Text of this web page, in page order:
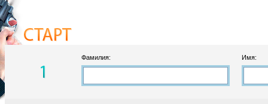
Фамилия: Имя: